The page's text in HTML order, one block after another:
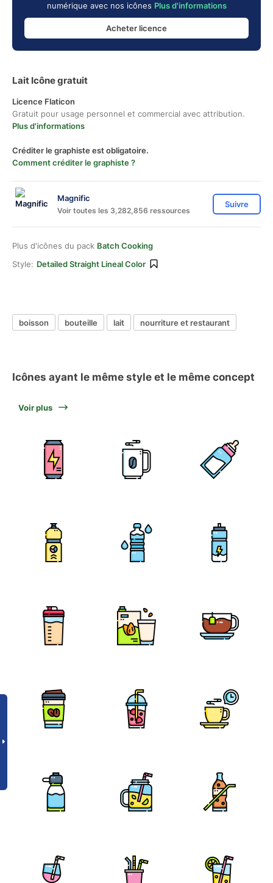
numérique avec nos icônes Plus d'informations
Acheter licence
Lait Icône gratuit
Licence Flaticon
Gratuit pour usage personnel et commercial avec attribution.
Plus d'informations
Créditer le graphiste est obligatoire.
Comment créditer le graphiste ?
Magnific
Voir toutes les 3,282,856 ressources
Suivre
Plus d'icônes du pack Batch Cooking
Style: Detailed Straight Lineal Color
boisson bouteille lait nourriture et restaurant
Icônes ayant le même style et le même concept
Voir plus